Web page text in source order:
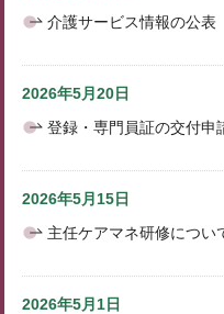
介護サービス情報の公表
2026年5月20日
登録・専門員証の交付申
2026年5月15日
主任ケアマネ研修につい
2026年5月1日